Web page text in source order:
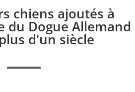
chiens ajoutés à
du Dogue Allemand
d'un siècle